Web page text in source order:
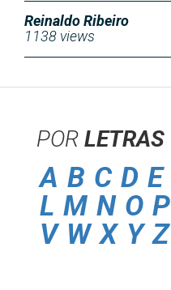
Reinaldo Ribeiro
1138 views
POR LETRAS
A B C D E
L M N O P
V W X Y Z